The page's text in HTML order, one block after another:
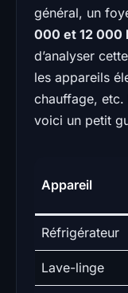
général, un
000 et 12 000
d’analyser
les appareils
chauffage, etc.
voici un petit
Appareil
Réfrigérateur
Lave-linge